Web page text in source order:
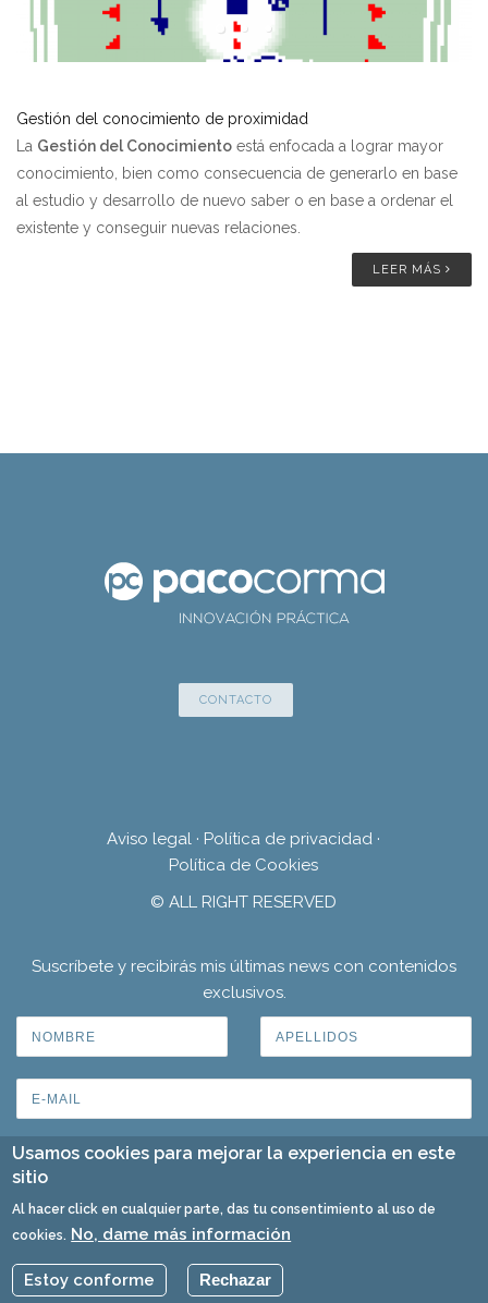
Gestión del conocimiento de proximidad
La Gestión del Conocimiento está enfocada a lograr mayor
conocimiento, bien como consecuencia de generarlo en base
al estudio y desarrollo de nuevo saber o en base a ordenar el
existente y conseguir nuevas relaciones.
LEER MÁS
CONTACTO
Aviso legal · Política de privacidad ·
Política de Cookies
© ALL RIGHT RESERVED
Suscríbete y recibirás mis últimas news con contenidos
exclusivos.
Usamos cookies para mejorar la experiencia en este
sitio
Al hacer click en cualquier parte, das tu consentimiento al uso de
cookies. No, dame más información
Estoy conforme Rechazar